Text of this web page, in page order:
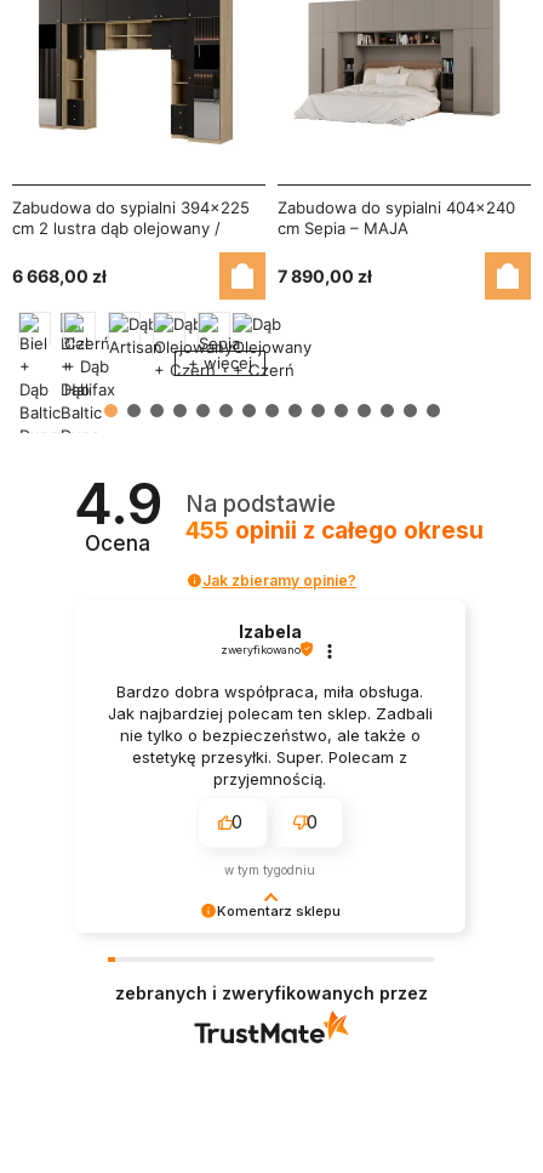
Zabudowa do sypialni 394x225
cm 2 lustra dąb olejowany /
6 668,00 zł
+ więcej
Zabudowa do sypialni 404x240
cm Sepia – MAJA
7 890,00 zł
4.9
Ocena
Na podstawie
455 opinii z całego okresu
Jak zbieramy opinie?
Komentarz sklepu
że jesteśmy na właściwym torze :) Z
pozdrowieniami, obsługa sklepu.
Izabela
zweryfikowano
Bardzo dobra współpraca, miła obsługa.
Jak najbardziej polecam ten sklep. Zadbali
nie tylko o bezpieczeństwo, ale także o
estetykę przesyłki. Super. Polecam z
przyjemnością.
0 0
w tym tygodniu
zebranych i zweryfikowanych przez